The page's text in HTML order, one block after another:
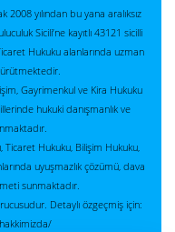
2008 yılından bu yana aralıksız
Sicili’ne kayıtlı 43121 sicilli
Hukuku alanlarında uzman
Gayrimenkul ve Kira Hukuku
hukuki danışmanlık ve
Ticaret Hukuku, Bilişim Hukuku,
uyuşmazlık çözümü, dava
sunmaktadır.
Detaylı özgeçmiş için: